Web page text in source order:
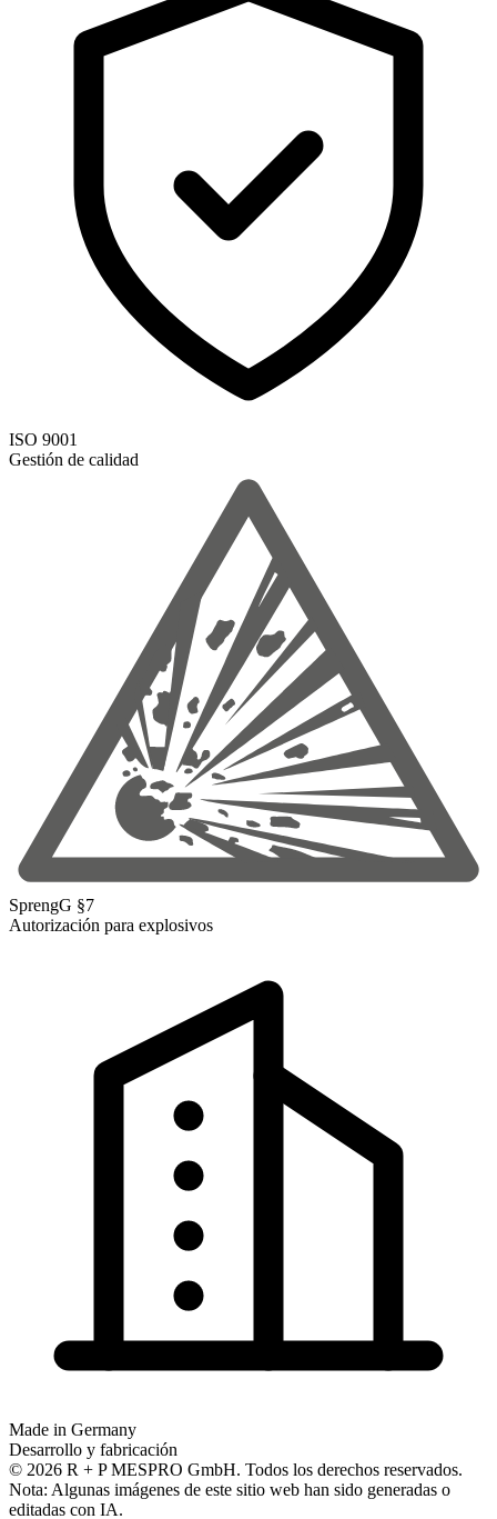
ISO 9001
Gestión de calidad
SprengG §7
Autorización para explosivos
Made in Germany
Desarrollo y fabricación
© 2026 R + P MESPRO GmbH. Todos los derechos reservados.
Nota: Algunas imágenes de este sitio web han sido generadas o
editadas con IA.